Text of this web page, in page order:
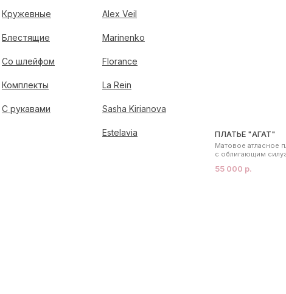
ПЛАТЬЕ "АГАТ"
55 000 р.
Матовое атласное
с облигающим
Кружевные
Блестящие
Со шлейфом
Комплекты
С рукавами
Alex Veil
Marinenko
Florance
La Rein
Sasha Kirianova
Estelavia